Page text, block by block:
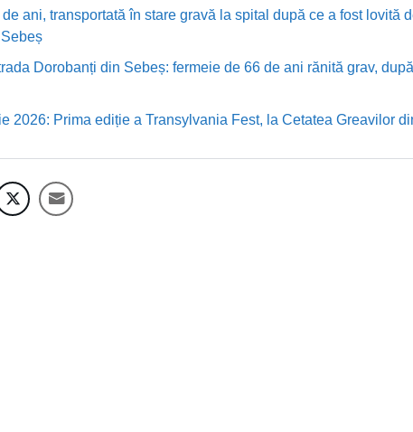
ani, transportată în stare gravă la spital după ce a fost lovită
Dorobanți din Sebeș: fermeie de 66 de ani rănită grav,
2026: Prima ediție a Transylvania Fest, la Cetatea Greavilor